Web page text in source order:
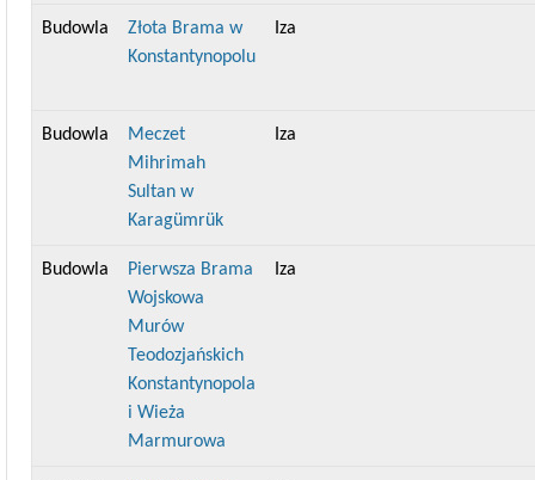
Budowla
Złota Brama w
Konstantynopolu
Iza
Budowla
Meczet
Mihrimah
Sultan w
Karagümrük
Iza
Budowla
Pierwsza Brama
Wojskowa
Murów
Teodozjańskich
Konstantynopola
i Wieża
Marmurowa
Iza